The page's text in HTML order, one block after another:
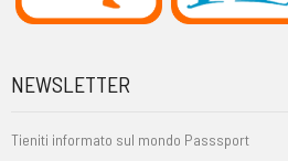
NEWSLETTER
Tieniti informato sul mondo Passsport